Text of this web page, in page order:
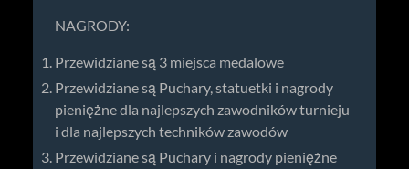
NAGRODY:
Przewidziane są 3 miejsca medalowe
Przewidziane są Puchary, statuetki i nagrody
pieniężne dla najlepszych zawodników turnieju
i dla najlepszych techników zawodów
Przewidziane są Puchary i nagrody pieniężne